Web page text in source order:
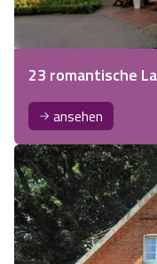
23 romantische
ansehen